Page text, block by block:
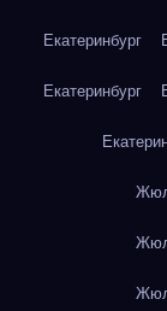
Екатеринбург
Екатеринбург